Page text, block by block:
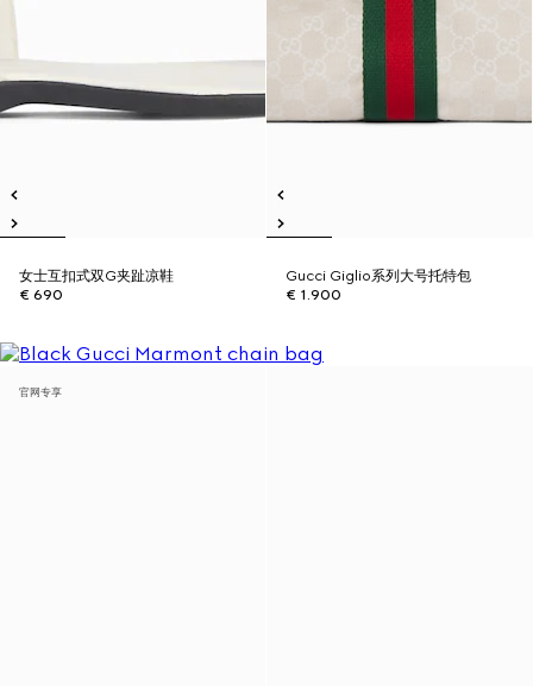
女士互扣式双G夹趾凉鞋
€ 690
Gucci Giglio系列大号托特包
€ 1.900
官网专享